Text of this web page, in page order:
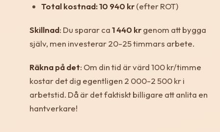
Total kostnad: 10 940 kr(efter ROT)
Skillnad: Du sparar ca1 440 krgenom att bygga
själv, men investerar 20-25 timmars arbete.
Räkna på det: Om din tid är värd 100 kr/timme
kostar det dig egentligen 2 000-2 500 kr i
arbetstid. Då är det faktiskt billigare att anlita en
hantverkare!